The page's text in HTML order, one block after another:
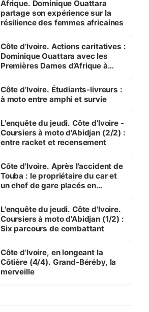
Afrique. Dominique Ouattara
partage son expérience sur la
résilience des femmes africaines
Côte d’Ivoire. Actions caritatives :
Dominique Ouattara avec les
Premières Dames d’Afrique à
Côte d’Ivoire. Étudiants-livreurs :
à moto entre amphi et survie
L'enquête du jeudi. Côte d'Ivoire -
Coursiers à moto d'Abidjan (2/2) :
entre racket et recensement
Côte d'Ivoire. Après l'accident de
Touba : le propriétaire du car et
un chef de gare placés en
L'enquête du jeudi. Côte d'Ivoire.
Coursiers à moto d'Abidjan (1/2) :
Six parcours de combattant
Côte d’Ivoire, en longeant la
Côtière (4/4). Grand-Béréby, la
merveille